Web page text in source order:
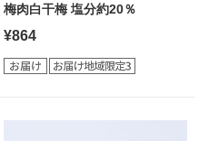
梅肉白干梅 塩分約20％
¥864